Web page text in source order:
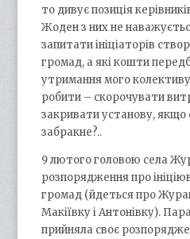
то дивує позиція
Жоден з них не
запитати ініціаторів
громад, а які кошти
утримання мого
робити – скорочувати
закривати установу, якщо
забракне?..
9 лютого головою села
розпорядження про
громад (йдеться про
Макіївку і Антонівку).
прийняла своє